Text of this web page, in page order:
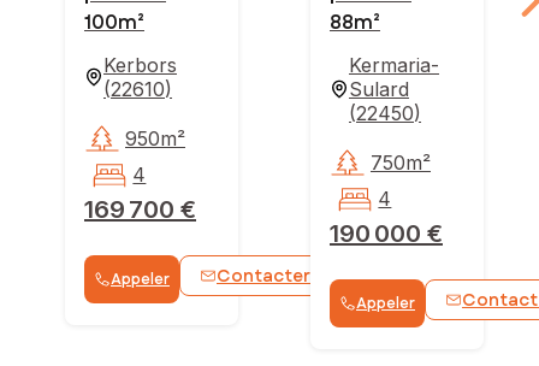
100m²
Kerbors
(22610)
169 700 €
950m²
4
Appeler Contacter WhatsApp
88m²
Kermaria-
Sulard
(22450)
190 000 €
750m²
4
Appeler